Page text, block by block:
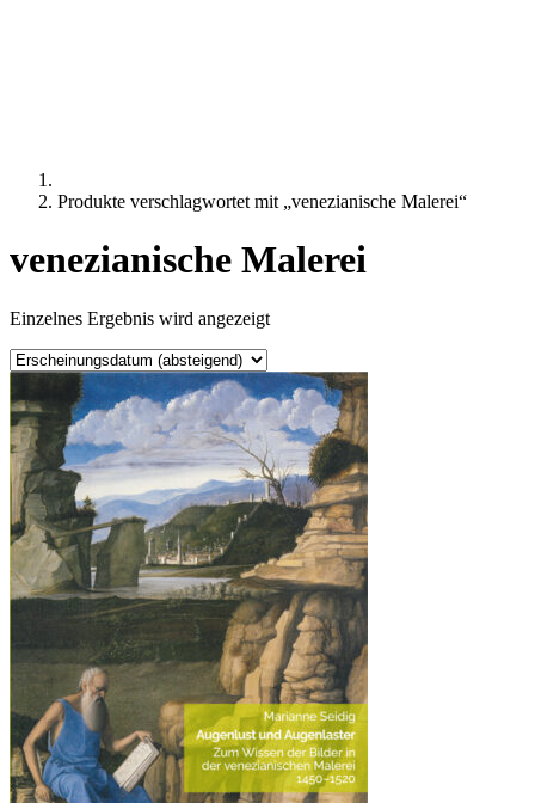
Produkte verschlagwortet mit „venezianische Malerei“
venezianische Malerei
Einzelnes Ergebnis wird angezeigt